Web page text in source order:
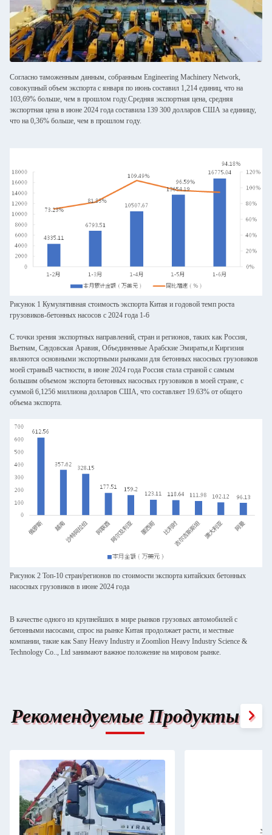
Согласно таможенным данным, собранным Engineering Machinery Network,
совокупный объем экспорта с января по июнь составил 1,214 единиц, что на
103,69% больше, чем в прошлом году.Средняя экспортная цена, средняя
экспортная цена в июне 2024 года составила 139 300 долларов США за единицу,
что на 0,36% больше, чем в прошлом году.
Рисунок 1 Кумулятивная стоимость экспорта Китая и годовой темп роста
грузовиков-бетонных насосов с 2024 года 1-6
С точки зрения экспортных направлений, стран и регионов, таких как Россия,
Вьетнам, Саудовская Аравия, Объединенные Арабские Эмираты,и Киргизия
являются основными экспортными рынками для бетонных насосных грузовиков
моей страныВ частности, в июне 2024 года Россия стала страной с самым
большим объемом экспорта бетонных насосных грузовиков в моей стране, с
суммой 6,1256 миллиона долларов США, что составляет 19.63% от общего
объема экспорта.
Рисунок 2 Топ-10 стран/регионов по стоимости экспорта китайских бетонных
насосных грузовиков в июне 2024 года
В качестве одного из крупнейших в мире рынков грузовых автомобилей с
бетонными насосами, спрос на рынке Китая продолжает расти, и местные
компании, такие как Sany Heavy Industry и Zoomlion Heavy Industry Science &
Technology Co.., Ltd занимают важное положение на мировом рынке.
Рекомендуемые Продукты